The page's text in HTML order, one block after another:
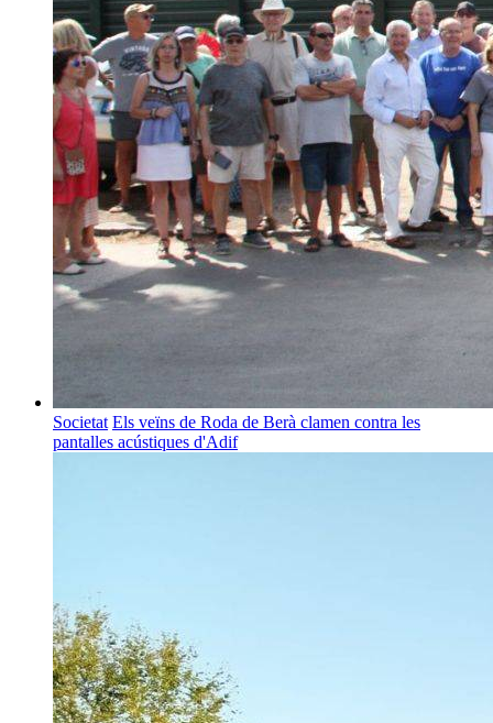
Societat Els veïns de Roda de Berà clamen contra les
pantalles acústiques d'Adif